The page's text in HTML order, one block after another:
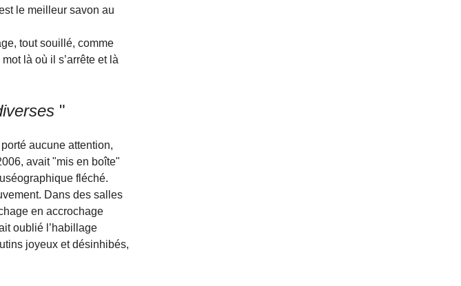
le meilleur savon au
tout souillé, comme
là où il s’arrête et là
"
aucune attention,
avait "mis en boîte"
fléché.
Dans des salles
en accrochage
oublié l’habillage
joyeux et désinhibés,